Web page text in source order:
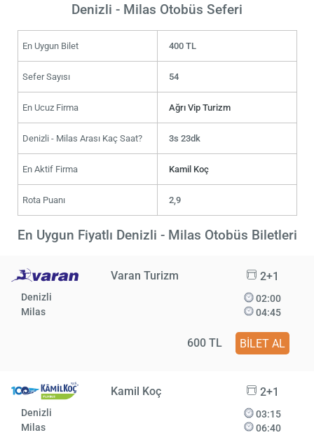
Denizli - Milas Otobüs Seferi
En Uygun Bilet 400 TL
Sefer Sayısı 54
En Ucuz Firma Ağrı Vip Turizm
Denizli - Milas Arası Kaç Saat? 3s 23dk
En Aktif Firma Kamil Koç
Rota Puanı 2,9
En Uygun Fiyatlı Denizli - Milas Otobüs Biletleri
Varan Turizm 2+1
Denizli
Milas
02:00
04:45
600 TL BİLET AL
Kamil Koç 2+1
Denizli
Milas
03:15
06:40